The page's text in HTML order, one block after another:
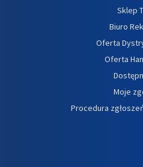
Sklep
Biuro
Oferta
Oferta
Moje
Procedura